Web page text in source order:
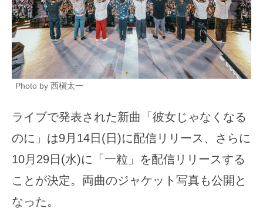
Photo by 西槇太一
ライブで発表された新曲「彼女じゃなくなる
のに」は9月14日(日)に配信リリース、さらに
10月29日(水)に「一粒」を配信リリースする
ことが決定。両曲のジャケット写真も公開と
なった。